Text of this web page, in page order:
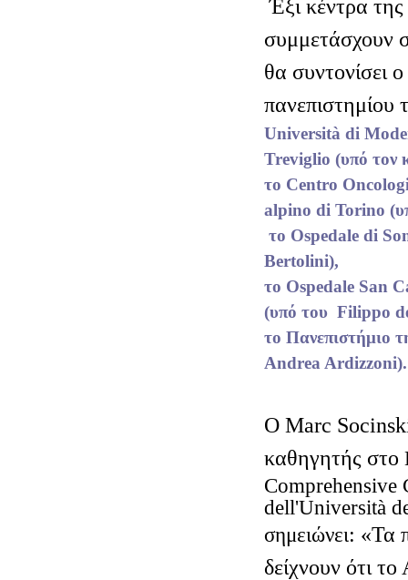
Έξι κέντρα της
συμμετάσχουν
θα συντονίσει ο
πανεπιστημίου
Università di
Treviglio (υπό τον
το Centro
alpino di Torino
το Ospedale di
Bertolini),
το Ospedale San
(υπό του Filippo
το Πανεπιστήμιο
Andrea Ardizzoni).
Ο Marc
καθηγητής στο
Comprehensive
dell'Università
σημειώνει: «Τα
δείχνουν ότι